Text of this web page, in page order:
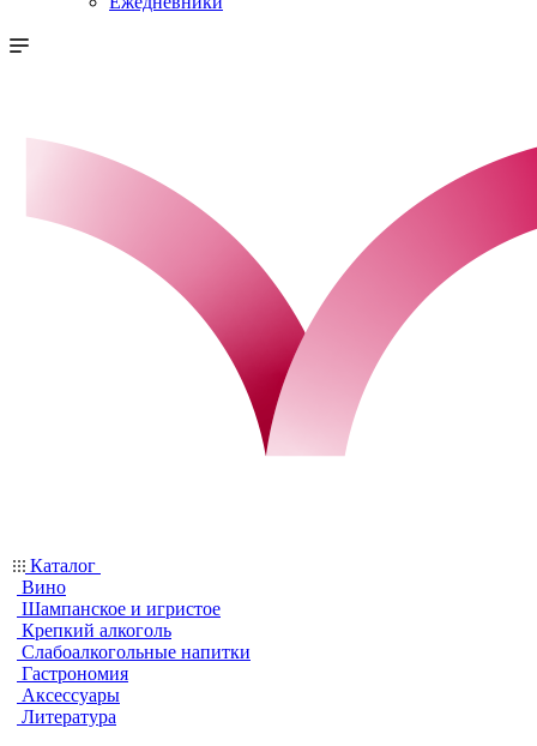
Каталог
Вино
Шампанское и игристое
Крепкий алкоголь
Слабоалкогольные напитки
Гастрономия
Аксессуары
Литература